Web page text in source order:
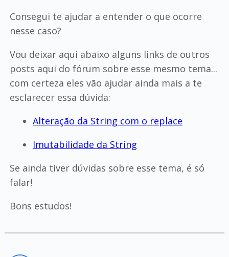
Consegui te ajudar a entender o que ocorre
nesse caso?
Vou deixar aqui abaixo alguns links de outros
posts aqui do fórum sobre esse mesmo tema...
com certeza eles vão ajudar ainda mais a te
esclarecer essa dúvida:
Alteração da String com o replace
Imutabilidade da String
Se ainda tiver dúvidas sobre esse tema, é só
falar!
Bons estudos!